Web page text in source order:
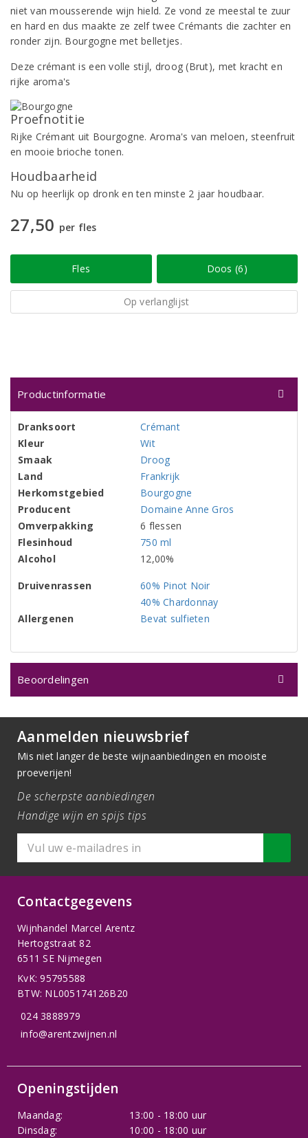
niet van mousserende wijn hield. Ze vond ze meestal te zuur
en hard en dus maakte ze zelf twee Crémants die zachter en
ronder zijn. Bourgogne met belletjes.
Deze crémant is een volle stijl, droog (Brut), met kracht en
rijke aroma's
Proefnotitie
Rijke Crémant uit Bourgogne. Aroma's van meloen, steenfruit
en mooie brioche tonen.
Houdbaarheid
Nu op heerlijk op dronk en ten minste 2 jaar houdbaar.
27,50 per fles
Fles Doos (6)
Op verlanglijst
Productinformatie
Dranksoort
Crémant
Kleur
Wit
Smaak
Droog
Land
Frankrijk
Herkomstgebied
Bourgogne
Producent
Domaine Anne Gros
Omverpakking
6 flessen
Flesinhoud
750 ml
Alcohol
12,00%
Druivenrassen
60% Pinot Noir
40% Chardonnay
Allergenen
Bevat sulfieten
Beoordelingen
Aanmelden nieuwsbrief
Mis niet langer de beste wijnaanbiedingen en mooiste
proeverijen!
De scherpste aanbiedingen
Handige wijn en spijs tips
Contactgegevens
Wijnhandel Marcel Arentz
Hertogstraat 82
6511 SE Nijmegen
KvK: 95795588
BTW: NL005174126B20
024 3888979
info@arentzwijnen.nl
Openingstijden
Maandag:
13:00 - 18:00 uur
Dinsdag:
10:00 - 18:00 uur